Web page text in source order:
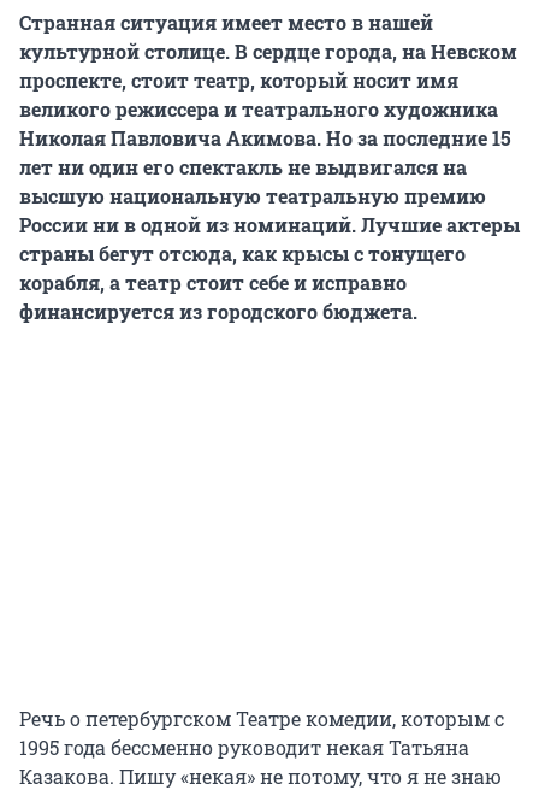
Странная ситуация имеет место в нашей
культурной столице. В сердце города, на Невском
проспекте, стоит театр, который носит имя
великого режиссера и театрального художника
Николая Павловича Акимова. Но за последние 15
лет ни один его спектакль не выдвигался на
высшую национальную театральную премию
России ни в одной из номинаций. Лучшие актеры
страны бегут отсюда, как крысы с тонущего
корабля, а театр стоит себе и исправно
финансируется из городского бюджета.
Речь о петербургском Театре комедии, которым с
1995 года бессменно руководит некая Татьяна
Казакова. Пишу «некая» не потому, что я не знаю